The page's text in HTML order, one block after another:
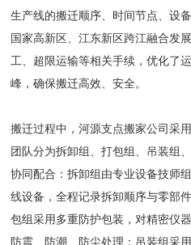
生产线的搬迁顺序、时间节点、设
国家高新区、江东新区跨江融合发
工、超限运输等相关手续，优化了
峰，确保搬迁高效、安全。
搬迁过程中，河源支点搬家公司采
团队分为拆卸组、打包组、吊装组
协同配合：拆卸组由专业设备技师
线设备，全程记录拆卸顺序与零部
包组采用多重防护包装，对精密仪
防震、防潮、防尘处理；吊装组采